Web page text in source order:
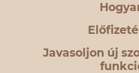
Javasoljon új